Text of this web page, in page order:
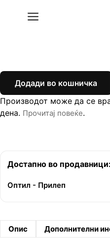
Додади во кошничка
Производот може да се
дена. Прочитај повеќе.
Достапно во продавници:
Оптил - Прилеп
Опис Дополнителни